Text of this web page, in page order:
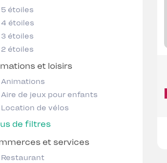
5 étoiles
4 étoiles
3 étoiles
2 étoiles
et loisirs
Animations
Aire de jeux pour enfants
Location de vélos
de filtres
et services
Restaurant